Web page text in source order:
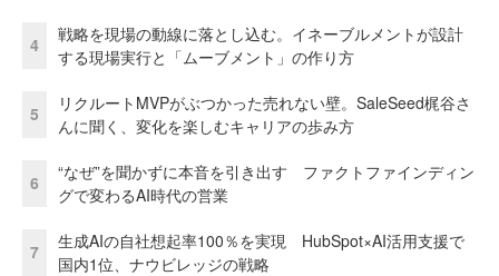
4
戦略を現場の動線に落とし込む。イネーブルメントが設計
する現場実行と「ムーブメント」の作り方
5
リクルートMVPがぶつかった売れない壁。SaleSeed梶谷さ
んに聞く、変化を楽しむキャリアの歩み方
6
“なぜ”を聞かずに本音を引き出す ファクトファインディン
グで変わるAI時代の営業
7
生成AIの自社想起率100％を実現 HubSpot×AI活用支援で
国内1位、ナウビレッジの戦略